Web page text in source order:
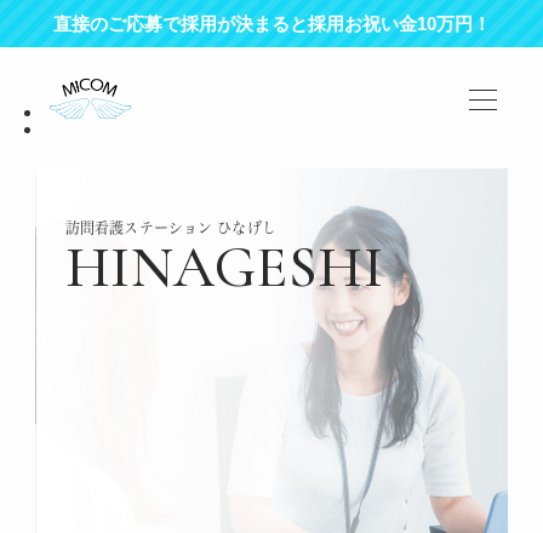
直接のご応募で採用が決まると採用お祝い金10万円！
訪問看護ステーション ひなげし
HINAGESHI